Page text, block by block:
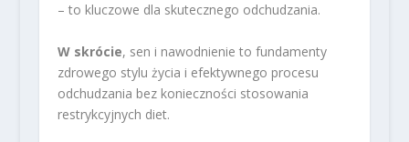
– to kluczowe dla skutecznego odchudzania.
W skrócie, sen i nawodnienie to fundamenty
zdrowego stylu życia i efektywnego procesu
odchudzania bez konieczności stosowania
restrykcyjnych diet.